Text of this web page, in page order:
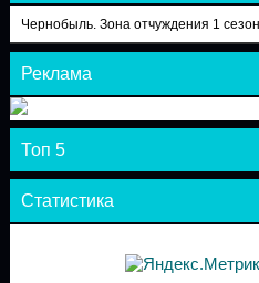
Чернобыль. Зона отчуждения 1 сезон
Реклама
Топ 5
Статистика